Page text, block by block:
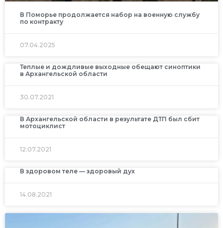
В Поморье продолжается набор на военную службу
по контракту
07.04.2025
Теплые и дождливые выходные обещают синоптики
в Архангельской области
30.07.2021
В Архангельской области в результате ДТП был сбит
мотоциклист
12.07.2021
В здоровом теле — здоровый дух
14.08.2021